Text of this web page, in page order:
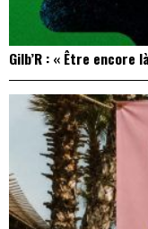
Gilb’R : « Être encore